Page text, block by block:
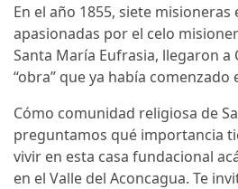
En el año 1855, siete misioneras
apasionadas por el celo
Santa María Eufrasia, llegaron a
“obra” que ya había comenzado
Cómo comunidad religiosa de
preguntamos qué importancia
vivir en esta casa fundacional
en el Valle del Aconcagua. Te